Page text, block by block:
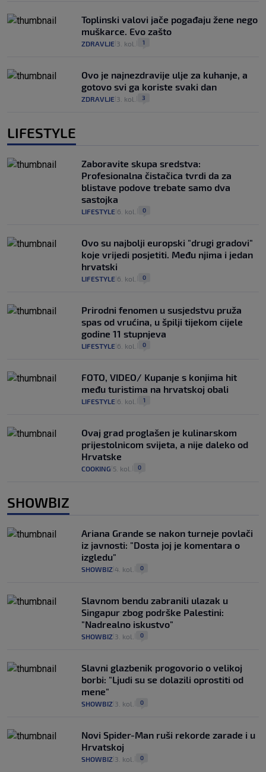
Toplinski valovi jače pogađaju žene nego
muškarce. Evo zašto
ZDRAVLJE 3. kol. 1
Ovo je najnezdravije ulje za kuhanje, a
gotovo svi ga koriste svaki dan
ZDRAVLJE 3. kol. 3
LIFESTYLE
Zaboravite skupa sredstva:
Profesionalna čistačica tvrdi da za
blistave podove trebate samo dva
sastojka
LIFESTYLE 6. kol. 0
Ovo su najbolji europski "drugi gradovi"
koje vrijedi posjetiti. Među njima i jedan
hrvatski
LIFESTYLE 6. kol. 0
Prirodni fenomen u susjedstvu pruža
spas od vrućina, u špilji tijekom cijele
godine 11 stupnjeva
LIFESTYLE 6. kol. 0
FOTO, VIDEO/ Kupanje s konjima hit
među turistima na hrvatskoj obali
LIFESTYLE 6. kol. 1
Ovaj grad proglašen je kulinarskom
prijestolnicom svijeta, a nije daleko od
Hrvatske
COOKING 5. kol. 0
SHOWBIZ
Ariana Grande se nakon turneje povlači
iz javnosti: "Dosta joj je komentara o
izgledu"
SHOWBIZ 4. kol. 0
Slavnom bendu zabranili ulazak u
Singapur zbog podrške Palestini:
"Nadrealno iskustvo"
SHOWBIZ 3. kol. 0
Slavni glazbenik progovorio o velikoj
borbi: "Ljudi su se dolazili oprostiti od
mene"
SHOWBIZ 3. kol. 0
Novi Spider-Man ruši rekorde zarade i u
Hrvatskoj
SHOWBIZ 3. kol. 0